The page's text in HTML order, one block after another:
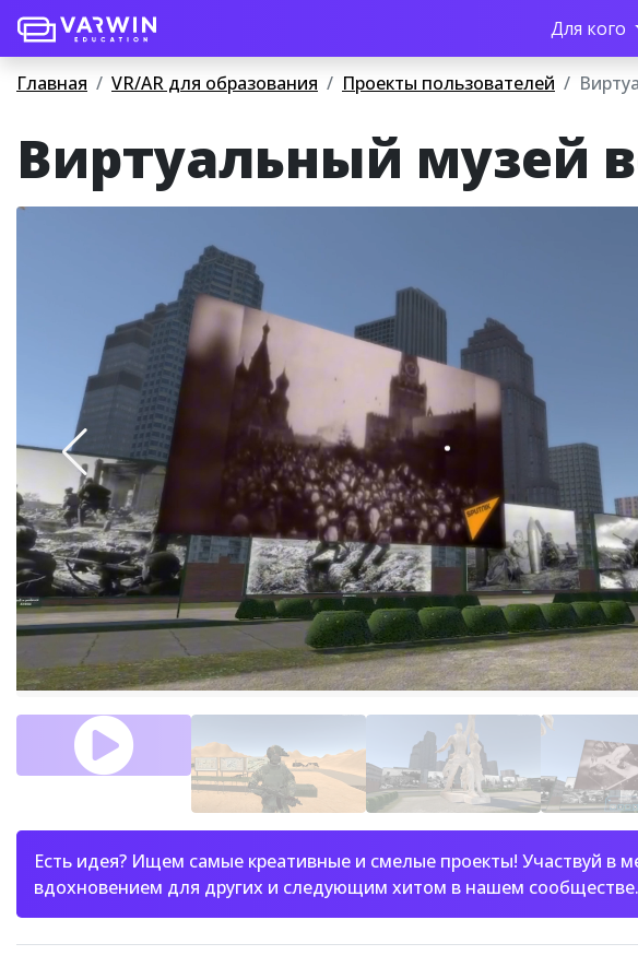
Для кого
Главная VR/AR для образования Проекты пользователей
Виртуальный музей
Есть идея? Ищем самые креативные и смелые проекты! Участвуй в
вдохновением для других и следующим хитом в нашем сообществе.